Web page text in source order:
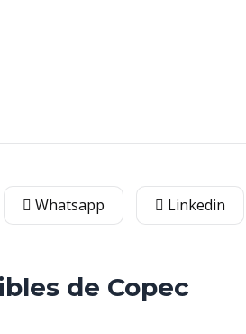
Whatsapp Linkedin
de Copec